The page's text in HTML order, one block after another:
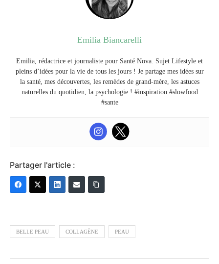
Emilia Biancarelli
Emilia, rédactrice et journaliste pour Santé Nova. Sujet Lifestyle et
pleins d’idées pour la vie de tous les jours ! Je partage mes idées sur
la santé, mes découvertes, les remèdes de grand-mère, les astuces
naturelles du quotidien, la psychologie ! #inspiration #slowfood
#sante
Partager l'article :
BELLE PEAU COLLAGÈNE PEAU